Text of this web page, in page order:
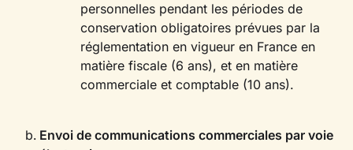
personnelles pendant les périodes de
conservation obligatoires prévues par la
réglementation en vigueur en France en
matière fiscale (6 ans), et en matière
commerciale et comptable (10 ans).
Envoi de communications commerciales par voie